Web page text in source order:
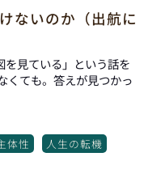
ないのか（出航に
見ている」という話を
くても。答えが見つかっ
体性
人生の転機